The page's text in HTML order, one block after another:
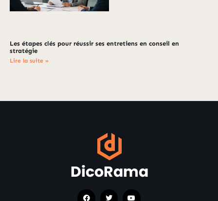
Les étapes clés pour réussir ses entretiens en conseil en
stratégie
Lire la suite »